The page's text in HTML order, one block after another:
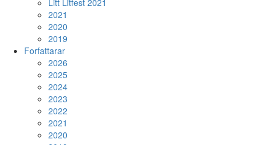
Litt Litfest 2021
2021
2020
2019
Forfattarar
2026
2025
2024
2023
2022
2021
2020